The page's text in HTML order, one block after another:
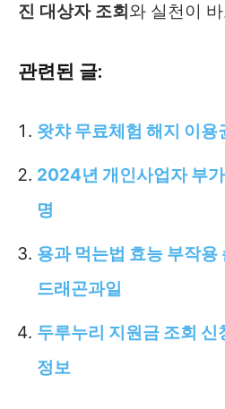
진 대상자 조회 와 실천이
관련된 글:
왓챠 무료체험 해지 이용
2024년 개인사업자 부
명
용과 먹는법 효능 부작용
드래곤과일
두루누리 지원금 조회 신
정보